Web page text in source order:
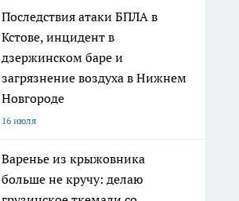
Последствия атаки БПЛА в
Кстове, инцидент в
дзержинском баре и
загрязнение воздуха в Нижнем
Новгороде
16 июля
Варенье из крыжовника
больше не кручу: делаю